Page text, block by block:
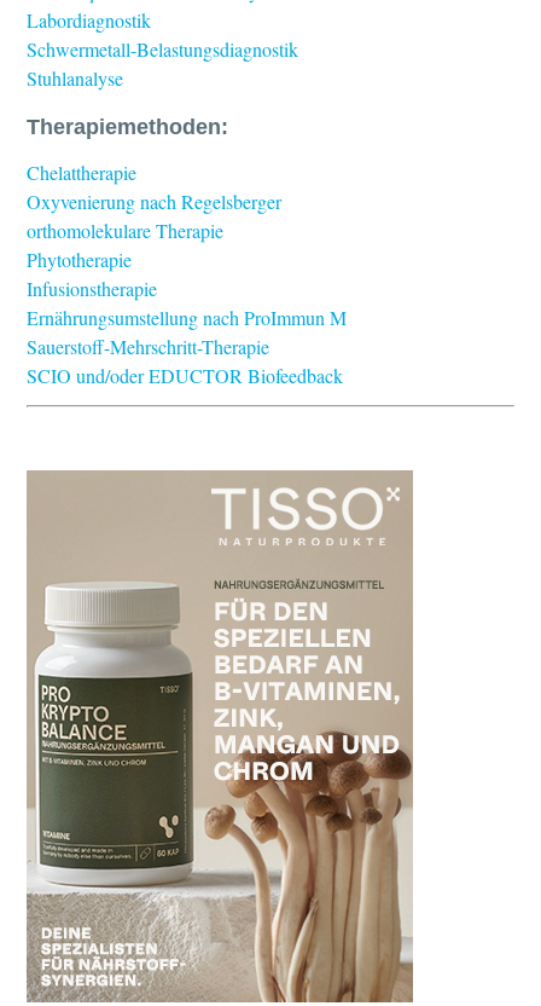
Labordiagnostik
Schwermetall-Belastungsdiagnostik
Stuhlanalyse
Therapiemethoden:
Chelattherapie
Oxyvenierung nach Regelsberger
orthomolekulare Therapie
Phytotherapie
Infusionstherapie
Ernährungsumstellung nach ProImmun M
Sauerstoff-Mehrschritt-Therapie
SCIO und/oder EDUCTOR Biofeedback